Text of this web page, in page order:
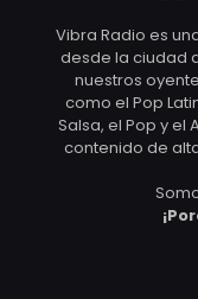
Vibra Radio es
desde la ciudad
nuestros
como el Pop
Salsa, el Pop y el
contenido de